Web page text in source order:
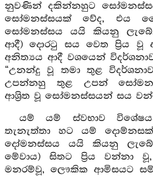
නුවණින් දකින්නහුට
සෝමනස්සයක් වේද, එය
සෝමනස්සය යයි කියනු
ආදී) දොරටු සය වෙත ප්‍රිය
අනිත්‍යය ආදී වශයෙන්
“උනන්දු වූ තමා තුළ
උපන්නහු තුළ උපන්
ආශ්‍රිත වූ සෝමනස්සයන් සය
යම් යම් ස්වභාව
තැනැත්තා හට යම්
දෝමනස්සය යයි කියනු
මේවාය) සිතට ප්‍රිය වන්නා
මනරම්වූ, ලෞකික ආමිසයට